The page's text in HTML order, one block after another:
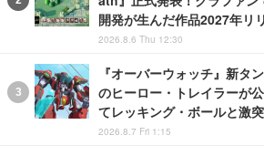
開発が生んだ作品2027年リ
2026.8.6 Thu 12:30
『オーバーウォッチ』新タ
のヒーロー・トレイラーが
てレッキング・ボールと激突
2026.8.7 Fri 1:15